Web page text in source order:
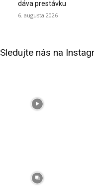
dáva prestávku
6. augusta 2026
Sledujte nás na